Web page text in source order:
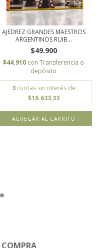
AJEDREZ GRANDES MAESTROS
ARGENTINOS RUIB...
$49.900
$44.910 con Transferencia o
depósito
3 cuotas sin interés de
$16.633,33